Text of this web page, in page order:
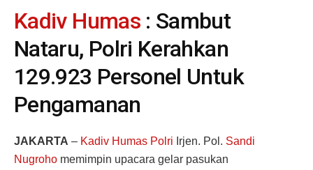
Kadiv Humas: Sambut
Nataru, Polri Kerahkan
129.923 Personel Untuk
Pengamanan
JAKARTA – Kadiv Humas Polri Irjen. Pol. Sandi
Nugroho memimpin upacara gelar pasukan